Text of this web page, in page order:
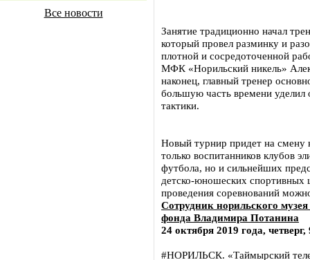
Все новости
Занятие традиционно начал
который провел разминку и
плотной и сосредоточенной
МФК «Норильский никель»
наконец, главный тренер
большую часть времени
тактики.
Новый турнир придет на смену
только воспитанников клубов
футбола, но и сильнейших
детско-юношеских
проведения соревнований
Сотрудник норильского
фонда Владимира Потанина
24 октября 2019 года, четверг,
#НОРИЛЬСК. «Таймырский